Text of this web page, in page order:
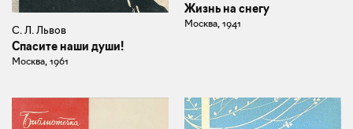
С. Л. Львов
Спасите наши души!
Москва, 1961
Жизнь на снегу
Москва, 1941